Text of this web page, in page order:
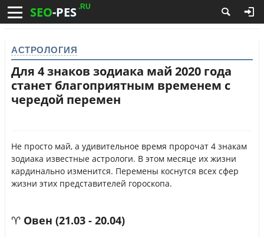
SEO-PES .RU
АСТРОЛОГИЯ
Для 4 знаков зодиака май 2020 года
станет благоприятным временем с
чередой перемен
Не просто май, а удивительное время пророчат 4 знакам
зодиака известные астрологи. В этом месяце их жизни
кардинально изменится. Перемены коснутся всех сфер
жизни этих представителей гороскопа.
♈ Овен (21.03 - 20.04)